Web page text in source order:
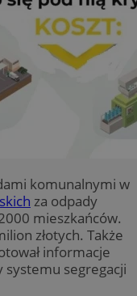
komunalnymi w
za odpady
mieszkańców.
złotych. Także
informacje
systemu segregacji